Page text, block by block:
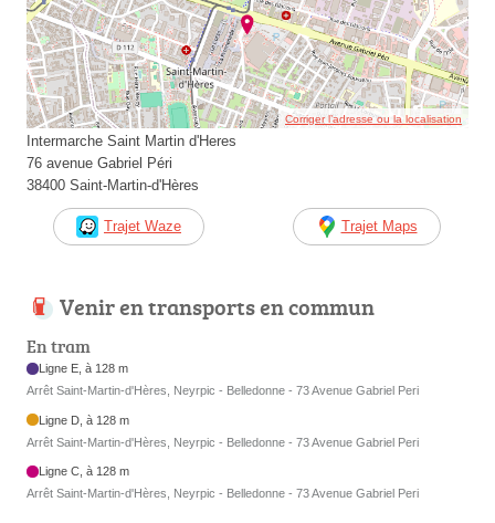
Corriger l’adresse ou la localisation
Intermarche Saint Martin d'Heres
76 avenue Gabriel Péri
38400 Saint-Martin-d'Hères
Trajet Waze Trajet Maps
Venir en transports en commun
En tram
Ligne E, à 128 m
Arrêt Saint-Martin-d'Hères, Neyrpic - Belledonne - 73 Avenue Gabriel Peri
Ligne D, à 128 m
Arrêt Saint-Martin-d'Hères, Neyrpic - Belledonne - 73 Avenue Gabriel Peri
Ligne C, à 128 m
Arrêt Saint-Martin-d'Hères, Neyrpic - Belledonne - 73 Avenue Gabriel Peri